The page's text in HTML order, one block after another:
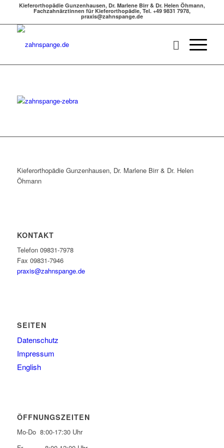
Kieferorthopädie Gunzenhausen, Dr. Marlene Birr & Dr. Helen Öhmann,
Fachzahnärztinnen für Kieferorthopädie, Tel. +49 9831 7978,
praxis@zahnspange.de
Kieferorthopädie Gunzenhausen, Dr. Marlene Birr & Dr. Helen
Öhmann
KONTAKT
Telefon 09831-7978
Fax 09831-7946
praxis@zahnspange.de
SEITEN
Datenschutz
Impressum
English
ÖFFNUNGSZEITEN
Mo-Do 8:00-17:30 Uhr